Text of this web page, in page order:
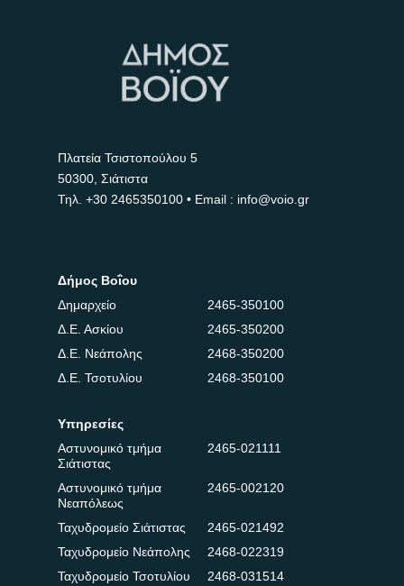
Πλατεία Τσιστοπούλου 5
50300, Σιάτιστα
Τηλ. +30 2465350100 • Email : info@voio.gr
Δήμος Βοΐου
Δημαρχείο
2465-350100
Δ.Ε. Ασκίου
2465-350200
Δ.Ε. Νεάπολης
2468-350200
Δ.Ε. Τσοτυλίου
2468-350100
Υπηρεσίες
Αστυνομικό τμήμα
Σιάτιστας
2465-021111
Αστυνομικό τμήμα
Νεαπόλεως
2465-002120
Ταχυδρομείο Σιάτιστας
2465-021492
Ταχυδρομείο Νεάπολης
2468-022319
Ταχυδρομείο Τσοτυλίου
2468-031514